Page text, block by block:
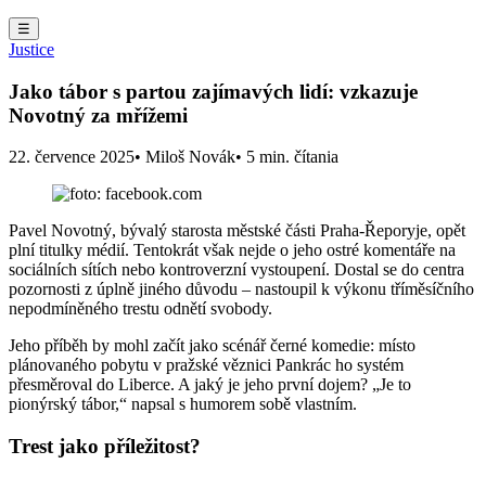
☰
Justice
Jako tábor s partou zajímavých lidí: vzkazuje
Novotný za mřížemi
22. července 2025• Miloš Novák• 5 min. čítania
Pavel Novotný, bývalý starosta městské části Praha-Řeporyje, opět
plní titulky médií. Tentokrát však nejde o jeho ostré komentáře na
sociálních sítích nebo kontroverzní vystoupení. Dostal se do centra
pozornosti z úplně jiného důvodu – nastoupil k výkonu tříměsíčního
nepodmíněného trestu odnětí svobody.
Jeho příběh by mohl začít jako scénář černé komedie: místo
plánovaného pobytu v pražské věznici Pankrác ho systém
přesměroval do Liberce. A jaký je jeho první dojem? „Je to
pionýrský tábor,“ napsal s humorem sobě vlastním.
Trest jako příležitost?